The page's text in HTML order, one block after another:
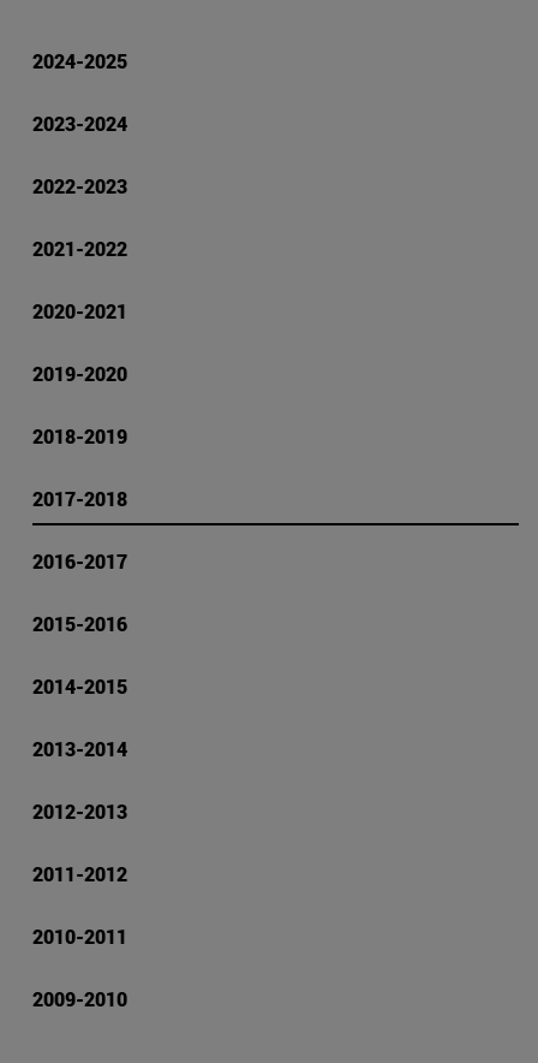
2024-2025
2023-2024
2022-2023
2021-2022
2020-2021
2019-2020
2018-2019
2017-2018
2016-2017
2015-2016
2014-2015
2013-2014
2012-2013
2011-2012
2010-2011
2009-2010